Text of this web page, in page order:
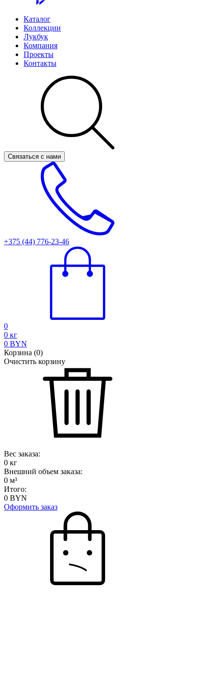
Каталог
Коллекции
Лукбук
Компания
Проекты
Контакты
Связаться с нами
+375 (44) 776-23-46
0
0 кг
0 BYN
Корзина (0)
Очистить корзину
Вес заказа:
0 кг
Внешний объем заказа:
0 м³
Итого:
0 BYN
Оформить заказ